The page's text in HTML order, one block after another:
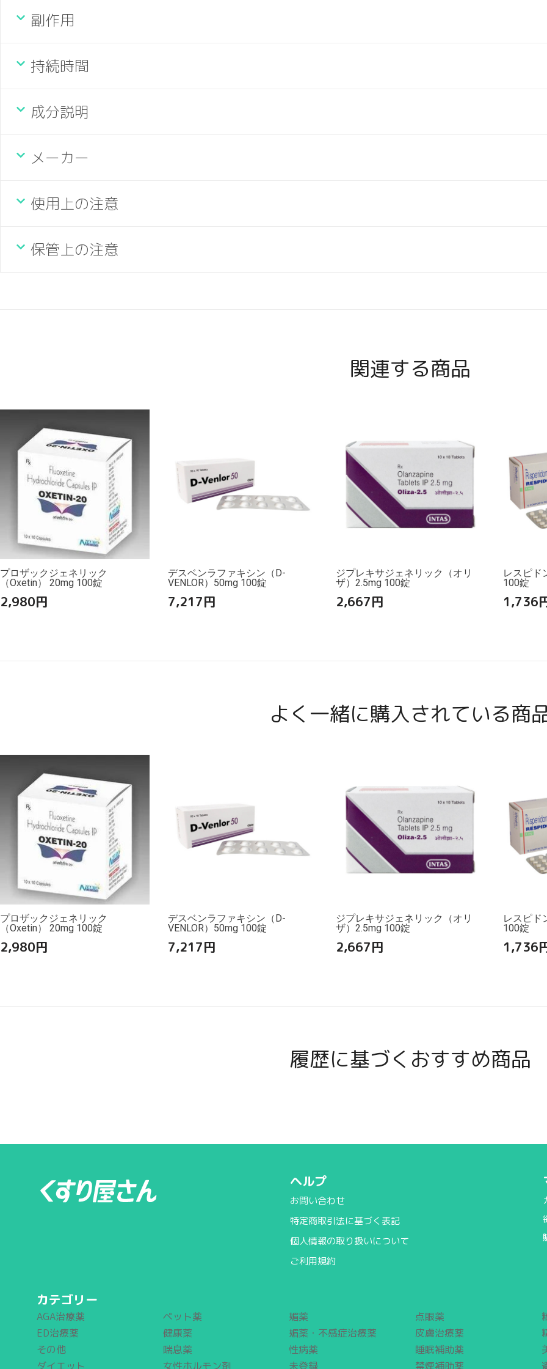
副作用
持続時間
成分説明
メーカー
使用上の注意
保管上の注意
関連する商品
プロザックジェネリック
（Oxetin） 20mg 100錠
2,980円
デスベンラファキシン（D-
VENLOR）50mg 100錠
7,217円
ジプレキサジェネリック（オリ
ザ）2.5mg 100錠
2,667円
レスピド
100錠
1,736
よく一緒に購入されている商
プロザックジェネリック
（Oxetin） 20mg 100錠
2,980円
デスベンラファキシン（D-
VENLOR）50mg 100錠
7,217円
ジプレキサジェネリック（オリ
ザ）2.5mg 100錠
2,667円
レスピド
100錠
1,736
履歴に基づくおすすめ商品
ヘルプ
お問い合わせ
特定商取引法に基づく表記
個人情報の取り扱いについて
ご利用規約
カテゴリー
AGA治療薬
ED治療薬
その他
ダイエット
ペット薬
健康薬
喘息薬
女性ホルモン剤
媚薬
媚薬・不感症治療薬
性病薬
未登録
点眼薬
皮膚治療薬
睡眠補助薬
禁煙補助薬